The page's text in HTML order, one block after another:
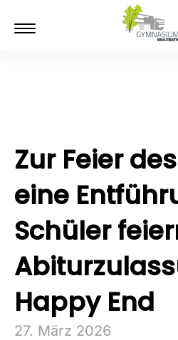
Zur Feier
eine
Schüler
Happy End
27. März 2026